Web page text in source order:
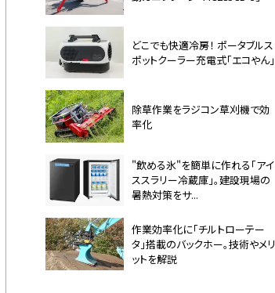
どこでも快適冷房！ ポータブルス
ポットクーラー充電式「エコやん」
除草作業をラジコン草刈機で効
率化
"飲める氷"を簡単に作れる「アイ
ススラリー冷蔵庫」。建設現場の
暑熱対策をサ...
作業効率化に「チルトローテー
タ」搭載のバックホー。技術やメリ
ットを解説